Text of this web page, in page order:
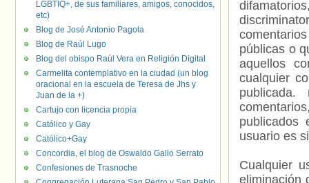
públicas o
aquellos
cualquier
usuario es
Cualquier
eliminación
LGBTIQ+, de sus familiares, amigos, conocidos,
etc)
Blog de José Antonio Pagola
Blog de Raúl Lugo
Blog del obispo Raúl Vera en Religión Digital
Carmelita contemplativo en la ciudad (un blog
oracional en la escuela de Teresa de Jhs y
Juan de la +)
Cartujo con licencia propia
Católico y Gay
Católico+Gay
Concordia, el blog de Oswaldo Gallo Serrato
Confesiones de Trasnoche